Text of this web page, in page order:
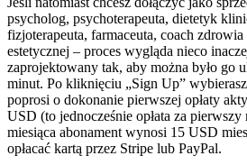
psycholog, psychoterapeuta, dietetyk
fizjoterapeuta, farmaceuta, coach
estetycznej – proces wygląda nieco
zaprojektowany tak, aby można było go
minut. Po kliknięciu „Sign Up”
poprosi o dokonanie pierwszej opłaty
USD (to jednocześnie opłata za
miesiąca abonament wynosi 15 USD
opłacać kartą przez Stripe lub PayPal.